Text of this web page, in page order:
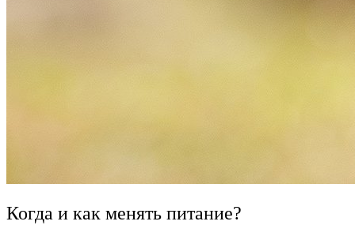
Когда и как менять питание?